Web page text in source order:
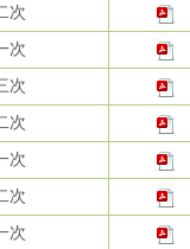
次
次
次
次
次
次
次